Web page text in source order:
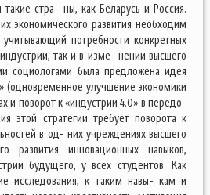
такие стра- ны, как Беларусь и Россия.
экономического развития необходим
потребности конкретных
так и в изме- нении высшего
социологами была предложена идея
(одновременное улучшение экономики
и поворот к «индустрии 4.0» в передо-
этой стратегии требует поворота к
в од- них учреждениях высшего
развития инновационных навыков,
будущего, у всех студентов. Как
исследования, к таким навы- кам и